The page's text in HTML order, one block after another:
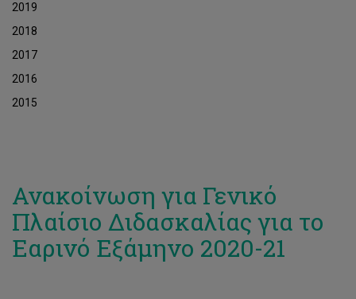
2019
2018
2017
2016
2015
Ανακοίνωση για Γενικό
Πλαίσιο Διδασκαλίας για το
Εαρινό Εξάμηνο 2020-21